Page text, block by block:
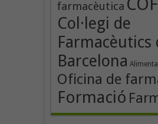
farmacèutica
Col·legi de
Farmacèutics
Barcelona
Oficina de
Formació